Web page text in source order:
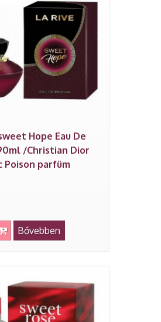
Hope Eau De
/Christian Dior
Poison parfüm
Bővebben